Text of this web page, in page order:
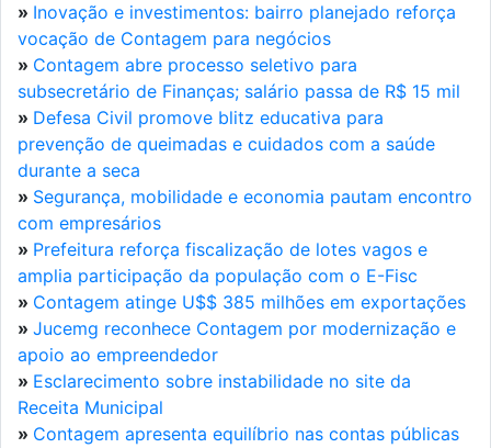
» Inovação e investimentos: bairro planejado reforça
vocação de Contagem para negócios
» Contagem abre processo seletivo para
subsecretário de Finanças; salário passa de R$ 15 mil
» Defesa Civil promove blitz educativa para
prevenção de queimadas e cuidados com a saúde
durante a seca
» Segurança, mobilidade e economia pautam encontro
com empresários
» Prefeitura reforça fiscalização de lotes vagos e
amplia participação da população com o E-Fisc
» Contagem atinge U$$ 385 milhões em exportações
» Jucemg reconhece Contagem por modernização e
apoio ao empreendedor
» Esclarecimento sobre instabilidade no site da
Receita Municipal
» Contagem apresenta equilíbrio nas contas públicas